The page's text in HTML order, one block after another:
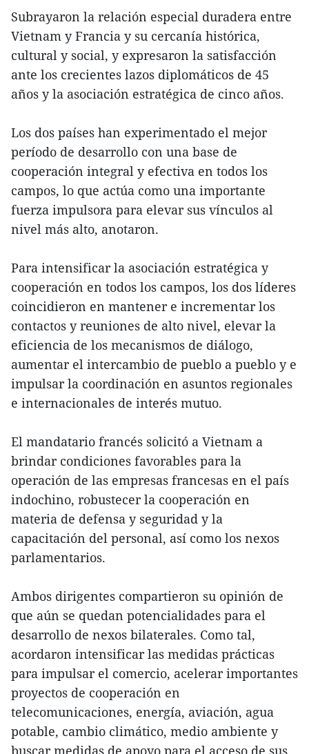
Subrayaron la relación especial duradera entre
Vietnam y Francia y su cercanía histórica,
cultural y social, y expresaron la satisfacción
ante los crecientes lazos diplomáticos de 45
años y la asociación estratégica de cinco años.
Los dos países han experimentado el mejor
período de desarrollo con una base de
cooperación integral y efectiva en todos los
campos, lo que actúa como una importante
fuerza impulsora para elevar sus vínculos al
nivel más alto, anotaron.
Para intensificar la asociación estratégica y
cooperación en todos los campos, los dos líderes
coincidieron en mantener e incrementar los
contactos y reuniones de alto nivel, elevar la
eficiencia de los mecanismos de diálogo,
aumentar el intercambio de pueblo a pueblo y e
impulsar la coordinación en asuntos regionales
e internacionales de interés mutuo.
El mandatario francés solicitó a Vietnam a
brindar condiciones favorables para la
operación de las empresas francesas en el país
indochino, robustecer la cooperación en
materia de defensa y seguridad y la
capacitación del personal, así como los nexos
parlamentarios.
Ambos dirigentes compartieron su opinión de
que aún se quedan potencialidades para el
desarrollo de nexos bilaterales. Como tal,
acordaron intensificar las medidas prácticas
para impulsar el comercio, acelerar importantes
proyectos de cooperación en
telecomunicaciones, energía, aviación, agua
potable, cambio climático, medio ambiente y
buscar medidas de apoyo para el acceso de sus